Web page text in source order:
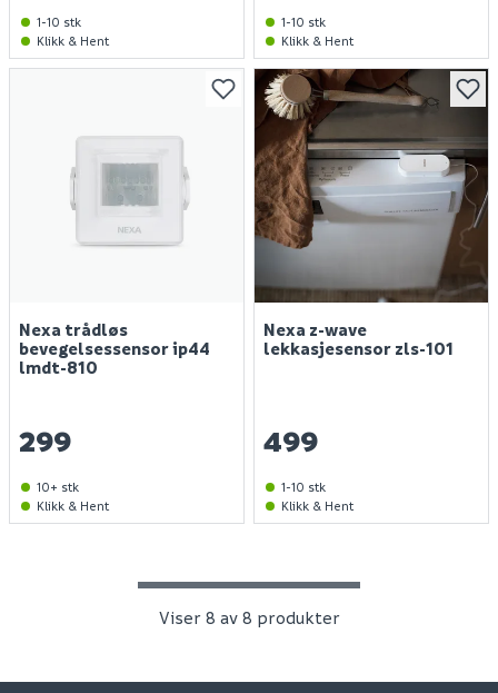
1-10 stk
Klikk & Hent
1-10 stk
Klikk & Hent
Nexa trådløs
bevegelsessensor ip44
lmdt-810
299
10+ stk
Klikk & Hent
Nexa z-wave
lekkasjesensor zls-101
499
1-10 stk
Klikk & Hent
Viser 8 av 8 produkter
Finn varehus
Kundeservice
Kundeklubb
Guider og veiledninger
Personvernerklæring
66 85 31 80
Åpningstider kundeservice 2026:
Man - fre: 09:00 - 16:00
E - post:kundeservice@megaflis.no